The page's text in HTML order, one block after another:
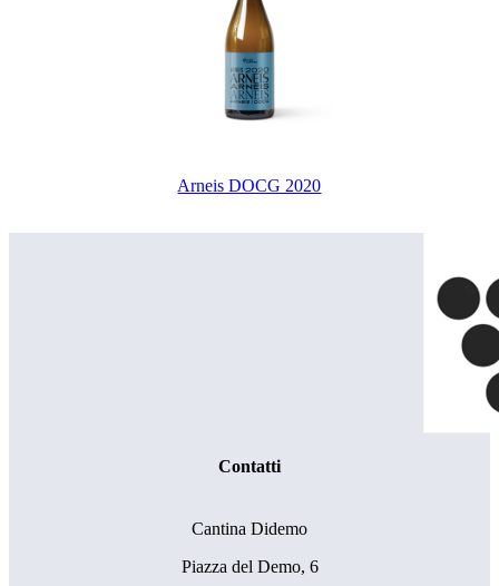
Arneis DOCG 2020
Contatti
Cantina Didemo
Piazza del Demo, 6